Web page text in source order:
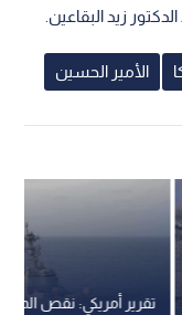
زيد البقاعين.
الأمير الحسين
تقرير أمريكي: نقص